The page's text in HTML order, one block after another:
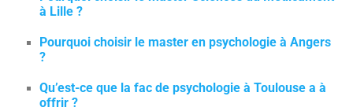
à Lille ?
Pourquoi choisir le master en psychologie à Angers
?
Qu’est-ce que la fac de psychologie à Toulouse a à
offrir ?